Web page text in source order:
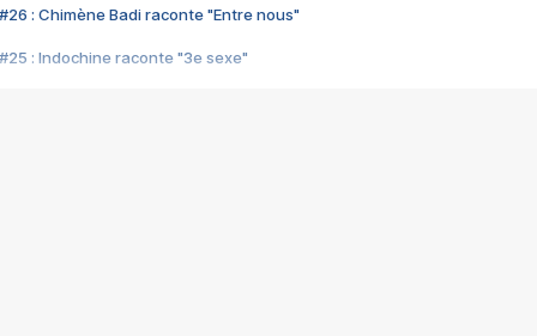
#26 : Chimène Badi raconte "Entre nous"
#25 : Indochine raconte "3e sexe"